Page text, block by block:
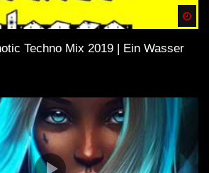
Techno Mix 2019 | Ein Wasser